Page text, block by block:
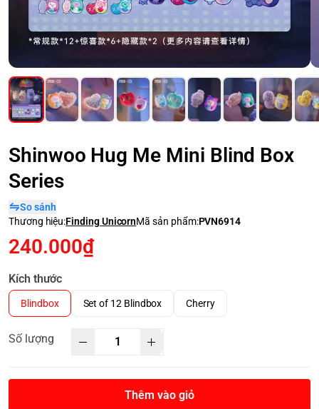
Shinwoo Hug Me Mini Blind Box
Series
So sánh
Thương hiệu:Finding UnicornMã sản phẩm:PVN6914
240.000₫
Kích thước
Blindbox Set of 12 Blindbox Cherry
Số lượng
Thêm vào giỏ